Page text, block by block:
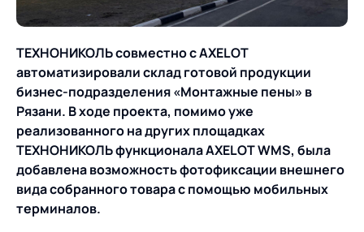
Управление складами
Управление перевозками
и транспортным парком
Интегрированное
планирование
Управление
контейнерным
терминалом
Управление двором
Логистический
консалтинг
Роботизация
Оборудование для склада
AXELOT AI
Логистический
консалтинг
процессов
Техническое оснащение
Постпроектное
сопровождение
Нетворкинг и обмен
опытом вместе с AXELOT
Облачные сервисы
Формирование центров
компетенций
Пресс-центр
Новости
Мероприятия
СМИ о нас
Архив мероприятий
Проекты
Проекты
Контакты
Контакты
Академия
ТЕХНОНИКОЛЬ совместно сAXELOT
автоматизировали склад готовой продукции
бизнес-подразделения «Монтажные пены» в
Рязани. В ходе проекта, помимо уже
реализованного на других площадках
ТЕХНОНИКОЛЬ функционалаAXELOTWMS, была
добавлена возможность фотофиксации внешнего
вида собранного товара с помощью мобильных
терминалов.